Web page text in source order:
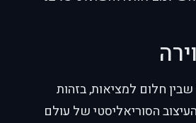
חלום למציאות, בזהות
הסוריאליסטי של עולם